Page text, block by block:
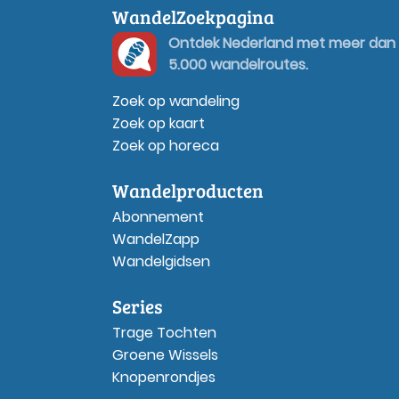
WandelZoekpagina
Ontdek Nederland met meer dan
5.000 wandelroutes.
Zoek op wandeling
Zoek op kaart
Zoek op horeca
Wandelproducten
Abonnement
WandelZapp
Wandelgidsen
Series
Trage Tochten
Groene Wissels
Knopenrondjes